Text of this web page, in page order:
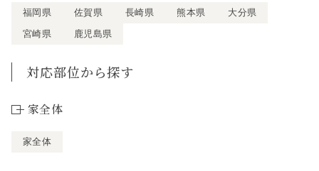
福岡県 佐賀県 長崎県 熊本県
大分県
宮崎県
鹿児島県
対応部位から探す
家全体
家全体